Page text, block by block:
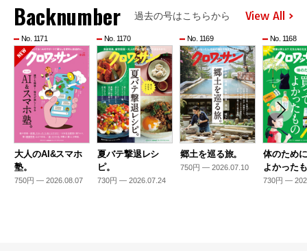
Backnumber 過去の号はこちらから View All
No. 1171
大人のAI&スマホ
塾。
750円 — 2026.08.07
No. 1170
夏バテ撃退レシ
ピ。
730円 — 2026.07.24
No. 1169
郷土を巡る旅。
750円 — 2026.07.10
No. 1168
体のため
よかった
730円 —